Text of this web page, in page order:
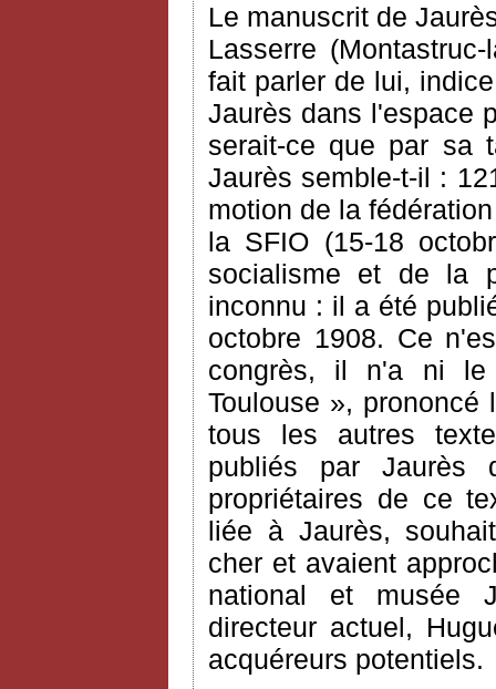
Le manuscrit de
Lasserre
fait parler de lui,
Jaurès dans l'espace
serait-ce que par sa
Jaurès semble-t-il :
motion de la
la SFIO (15-18
socialisme et de la
inconnu : il a été
octobre 1908. Ce
congrès, il n'a ni le
Toulouse »,
tous les autres
publiés par Jaurès
propriétaires de ce
liée à Jaurès,
cher et avaient
national et musée
directeur actuel,
acquéreurs potentiels.